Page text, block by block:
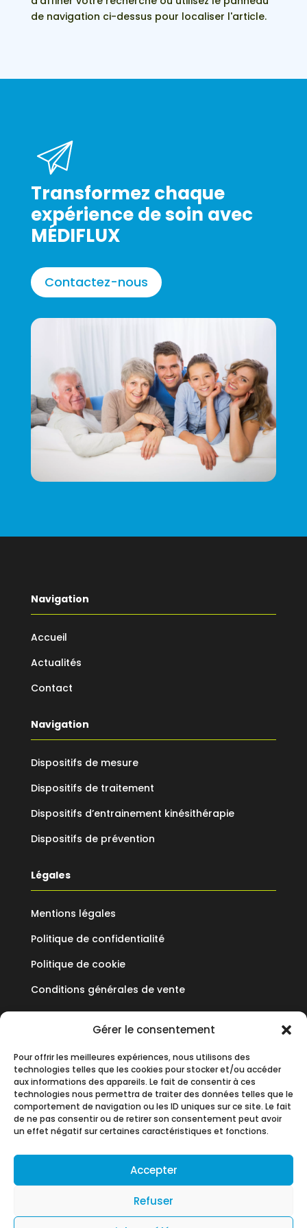
Gérer le consentement
Pour offrir les meilleures expériences, nous utilisons des
technologies telles que les cookies pour stocker et/ou accéder
aux informations des appareils. Le fait de consentir à ces
technologies nous permettra de traiter des données telles que le
comportement de navigation ou les ID uniques sur ce site. Le fait
de ne pas consentir ou de retirer son consentement peut avoir
un effet négatif sur certaines caractéristiques et fonctions.
Accepter
Refuser
de navigation ci-dessus pour localiser l'article.
Transformez chaque
expérience de soin avec
MÉDIFLUX
Contactez-nous
Navigation
Accueil
Actualités
Contact
Navigation
Dispositifs de mesure
Dispositifs de traitement
Dispositifs d’entrainement kinésithérapie
Dispositifs de prévention
Légales
Mentions légales
Politique de confidentialité
Politique de cookie
Conditions générales de vente
19 Allée des Vendanges
Parc aux Vignes
77183 CROISSY BEAUBOURG
+33 (0)1 60 93 90 60
with ✓